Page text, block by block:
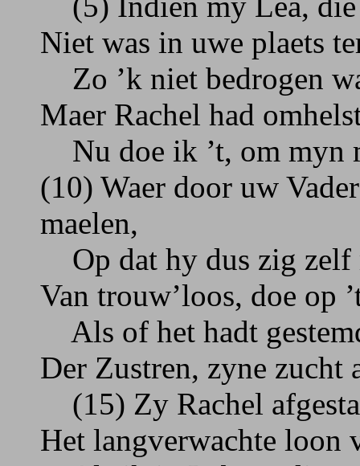
Niet was in uwe plaets
Zo ’k niet bedrogen
Maer Rachel had
Nu doe ik ’t, om myn
(10) Waer door uw
maelen,
Op dat hy dus zig zelf
Van trouw’loos, doe op
Als of het hadt
Der Zustren, zyne zucht
(15) Zy Rachel
Het langverwachte loon